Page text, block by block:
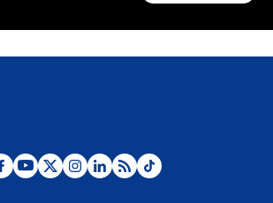
¿Por qué De la Espriella gobernará